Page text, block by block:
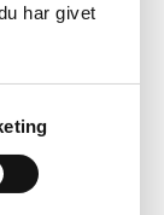
har givet